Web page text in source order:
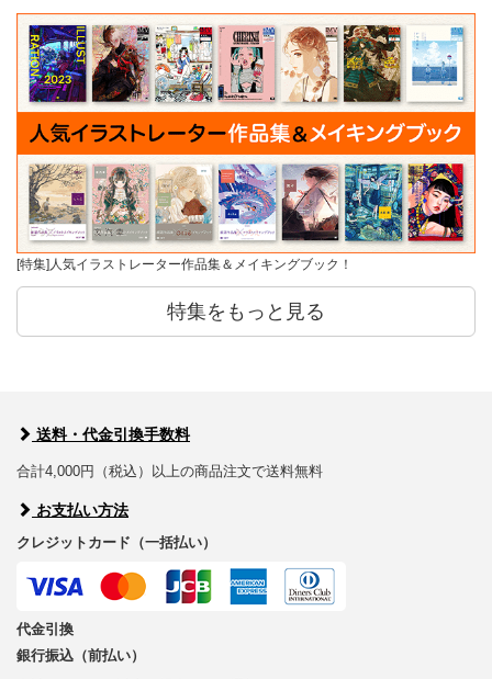
[特集]人気イラストレーター作品集＆メイキングブック！
特集をもっと見る
送料・代金引換手数料
合計4,000円（税込）以上の商品注文で送料無料
お支払い方法
クレジットカード（一括払い）
代金引換
銀行振込（前払い）